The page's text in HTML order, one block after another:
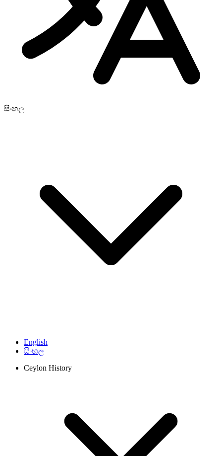
සිංහල
English
සිංහල
Ceylon History